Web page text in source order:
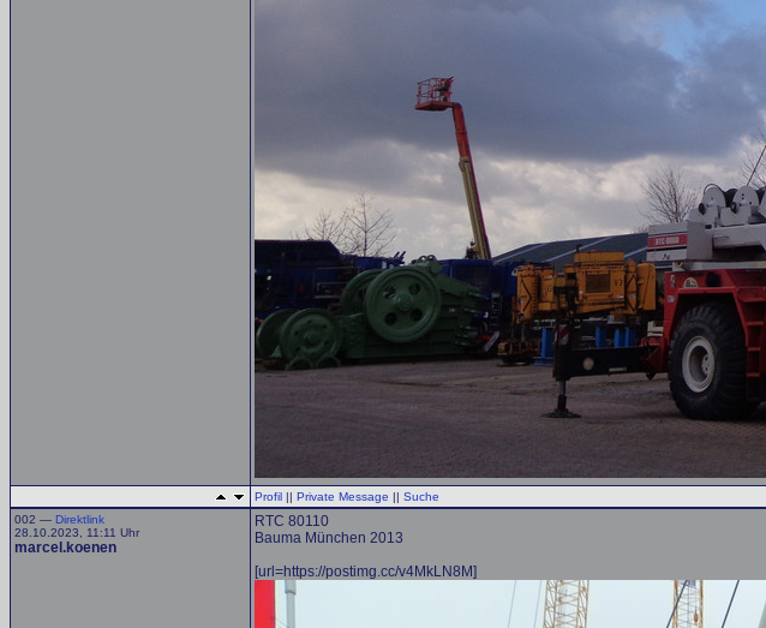
Profil || Private Message || Suche
002 — Direktlink
28.10.2023, 11:11 Uhr
marcel.koenen
RTC 80110
Bauma München 2013
[url=https://postimg.cc/v4MkLN8M]